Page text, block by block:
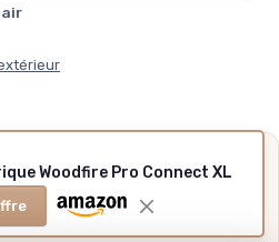
Woodfire Pro Connect XL
air
impressions, sans inscription,